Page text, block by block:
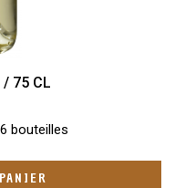
/ 75 CL
bouteilles